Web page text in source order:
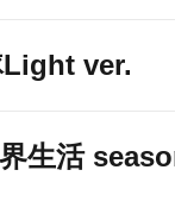
Light ver.
生活